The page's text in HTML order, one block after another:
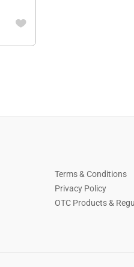
Terms & Conditions
Privacy Policy
OTC Products &